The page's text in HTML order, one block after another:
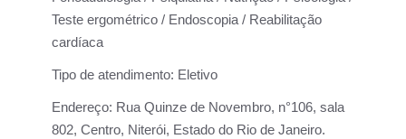
Teste ergométrico / Endoscopia / Reabilitação
cardíaca
Tipo de atendimento: Eletivo
Endereço: Rua Quinze de Novembro, n°106, sala
802, Centro, Niterói, Estado do Rio de Janeiro.